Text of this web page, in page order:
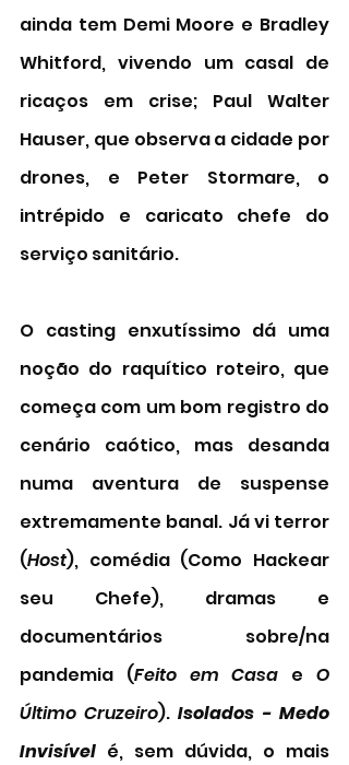
ainda tem Demi Moore e Bradley
Whitford, vivendo um casal de
ricaços em crise; Paul Walter
Hauser, que observa a cidade por
drones, e Peter Stormare, o
intrépido e caricato chefe do
serviço sanitário.
O casting enxutíssimo dá uma
noção do raquítico roteiro, que
começa com um bom registro do
cenário caótico, mas desanda
numa aventura de suspense
extremamente banal. Já vi terror
(Host), comédia (Como Hackear
seu Chefe), dramas e
documentários sobre/na
pandemia (Feito em Casa e O
Último Cruzeiro). Isolados - Medo
Invisível é, sem dúvida, o mais